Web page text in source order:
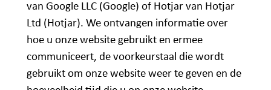
van Google LLC (Google) of Hotjar van Hotjar
Ltd (Hotjar). We ontvangen informatie over
hoe u onze website gebruikt en ermee
communiceert, de voorkeurstaal die wordt
gebruikt om onze website weer te geven en de